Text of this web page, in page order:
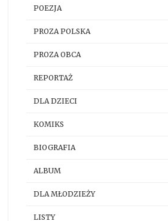
POEZJA
PROZA POLSKA
PROZA OBCA
REPORTAŻ
DLA DZIECI
KOMIKS
BIOGRAFIA
ALBUM
DLA MŁODZIEŻY
LISTY